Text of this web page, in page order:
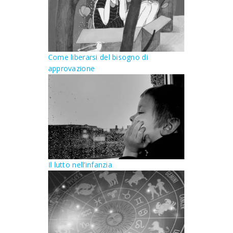
Come liberarsi del bisogno di
approvazione
Il lutto nell’infanzia